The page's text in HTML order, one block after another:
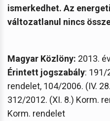
ismerkedhet. Az
változatlanul nincs
Magyar Közlöny: 2013.
Érintett jogszabály: 191/
rendelet, 104/2006. (IV.
312/2012. (XI. 8.) Korm.
Korm. rendelet